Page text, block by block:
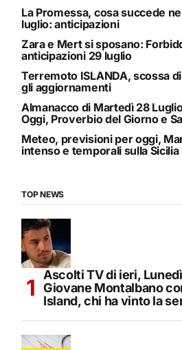
La Promessa, cosa succede
luglio: anticipazioni
Zara e Mert si sposano:
anticipazioni 29 luglio
Terremoto ISLANDA, scossa
gli aggiornamenti
Almanacco di Martedì 28
Oggi, Proverbio del Giorno e
Meteo, previsioni per oggi,
intenso e temporali sulla Sicilia
TOP NEWS
Ascolti TV di ieri,
Giovane Montalbano
Island, chi ha vinto la